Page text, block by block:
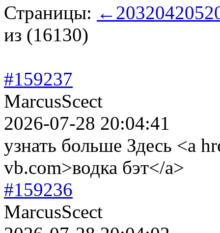
Страницы: ← 203204205
из (16130)
#159237
MarcusScect
2026-07-28 20:04:41
узнать больше Здесь <a
vb.com>водка бэт</a>
#159236
MarcusScect